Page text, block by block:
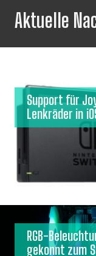
Aktuelle
Support für
Lenkräder in
RGB-
gekonnt zum